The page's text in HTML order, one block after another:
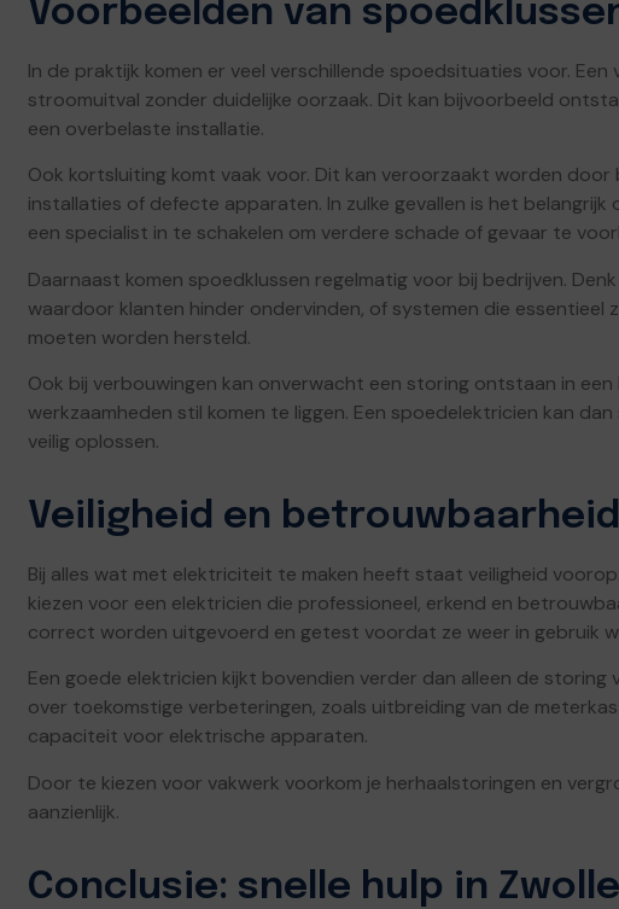
Voorbeelden van
In de praktijk komen er veel verschillende spoedsituaties voor.
stroomuitval zonder duidelijke oorzaak. Dit kan bijvoorbeeld
een overbelaste installatie.
Ook kortsluiting komt vaak voor. Dit kan veroorzaakt worden
installaties of defecte apparaten. In zulke gevallen is het
een specialist in te schakelen om verdere schade of gevaar te
Daarnaast komen spoedklussen regelmatig voor bij bedrijven.
waardoor klanten hinder ondervinden, of systemen die essentieel
moeten worden hersteld.
Ook bij verbouwingen kan onverwacht een storing ontstaan in
werkzaamheden stil komen te liggen. Een spoedelektricien kan
veilig oplossen.
Veiligheid en
Bij alles wat met elektriciteit te maken heeft staat veiligheid
kiezen voor een elektricien die professioneel, erkend en
correct worden uitgevoerd en getest voordat ze weer in gebruik
Een goede elektricien kijkt bovendien verder dan alleen de
over toekomstige verbeteringen, zoals uitbreiding van de
capaciteit voor elektrische apparaten.
Door te kiezen voor vakwerk voorkom je herhaalstoringen en
aanzienlijk.
Conclusie: snelle hulp in